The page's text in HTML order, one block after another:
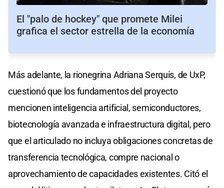
El "palo de hockey" que promete Milei
grafica el sector estrella de la economía
Más adelante, la rionegrina Adriana Serquis, de UxP,
cuestionó que los fundamentos del proyecto
mencionen inteligencia artificial, semiconductores,
biotecnología avanzada e infraestructura digital, pero
que el articulado no incluya obligaciones concretas de
transferencia tecnológica, compre nacional o
aprovechamiento de capacidades existentes. Citó el